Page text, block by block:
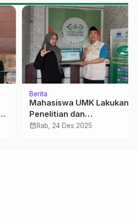
Berita
Mahasiswa UMK Lakukan
Penelitian dan
Kembangkan Sistem
Rab, 24 Des 2025